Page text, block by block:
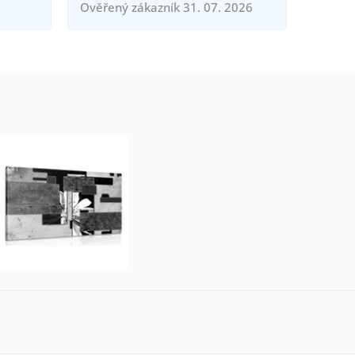
Ověřený zákazník 31. 07. 2026